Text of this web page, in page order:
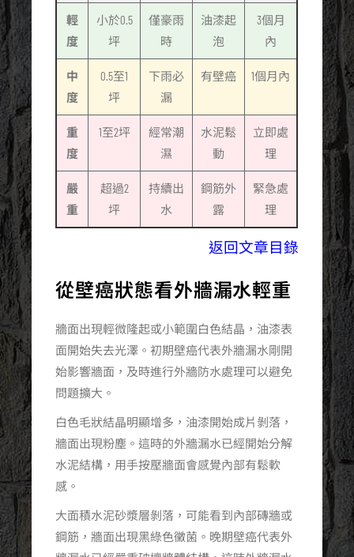
輕
度
小於0.5
坪
僅豪雨
時
油漆起
泡
3個月
內
中
度
0.5至1
坪
下雨必
漏
有壁癌 1個月內
重
度
1至2坪
經常潮
濕
水泥鬆
動
立即處
理
嚴
重
超過2
坪
持續出
水
鋼筋外
露
緊急處
理
返回文章目錄
從壁癌狀態看外牆漏水輕重
牆面出現輕微隆起或小範圍白色結晶，油漆表
面開始失去光澤。初期壁癌代表外牆漏水剛開
始影響牆面，及時進行外牆防水處理可以避免
問題擴大。
白色毛狀結晶明顯增多，油漆開始成片剝落，
牆面出現粉塵。這時的外牆漏水已經開始分解
水泥結構，用手按壓牆面會感覺內部有鬆軟
感。
大面積水泥砂漿層剝落，可能看到內部磚牆或
鋼筋，牆面出現黑綠色黴菌。晚期壁癌代表外